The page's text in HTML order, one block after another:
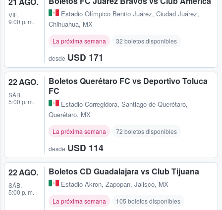
VIE.
9:00 p. m.
Estadio Olímpico Benito Juárez, Ciudad Juárez,
Chihuahua, MX
La próxima semana 32 boletos disponibles
desde USD 171
22 AGO.
SÁB.
5:00 p. m.
Boletos Querétaro FC vs Deportivo Toluca
FC
Estadio Corregidora, Santiago de Querétaro,
Querétaro, MX
La próxima semana 72 boletos disponibles
desde USD 114
22 AGO.
SÁB.
5:00 p. m.
Boletos CD Guadalajara vs Club Tijuana
Estadio Akron, Zapopan, Jalisco, MX
La próxima semana 105 boletos disponibles